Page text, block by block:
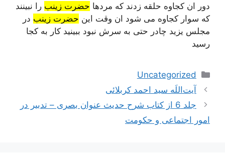
دور ان کجاوه حلقه زدند که مردها حضرت زینب را نبینند
که سوار کجاوه می شود ان وقت این حضرت زینب در
مجلس یزید چادر حتی به سرش نبود ببینید کار به کجا
رسید
دسته‌ها
Uncategorized
ناوبری
نوشته‌ها
آیت‌اللَه سید احمد کربلائی
جلد 6 از کتاب شرح حدیث عنوان بصری – تدبیر در
امور اجتماعی و حکومت